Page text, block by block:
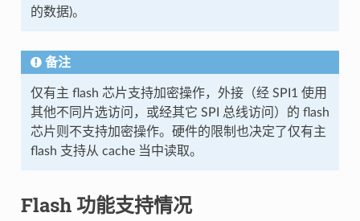
的数据)。
备注
仅有主 flash 芯片支持加密操作，外接（经 SPI1 使用
其他不同片选访问，或经其它 SPI 总线访问）的 flash
芯片则不支持加密操作。硬件的限制也决定了仅有主
flash 支持从 cache 当中读取。
Flash 功能支持情况